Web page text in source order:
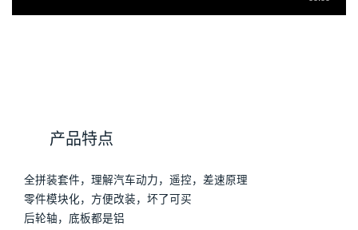
产品特点
全拼装套件，理解汽车动力，遥控，差速原理
零件模块化，方便改装，坏了可买
后轮轴，底板都是铝